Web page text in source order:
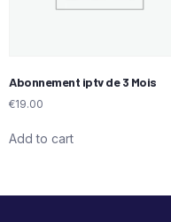
Abonnement iptv de 3 Mois
€19.00
Add to cart